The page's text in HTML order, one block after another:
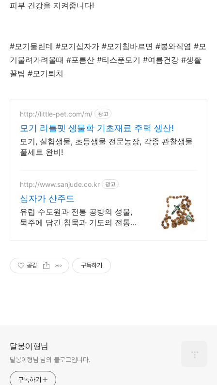
피부 건강을 지켜줍니다!
#모기물린데 #모기십자가 #모기침바르면 #봉와직염 #모
기물려가려울때 #포름산 #티스푼모기 #여름건강 #생활
꿀팁 #모기퇴치
http://little-pet.com/m/ 광고
모기 리틀펫 생물학 기초재료 주력 생산!
모기, 실험생물, 초등생물 전문농장, 각종 관찰생물
풀세트 완비!
http://www.sanjude.co.kr 광고
십자가 산주드
유럽 수도원과 전통 공방의 성물,
묵주에 담긴 침묵과 기도의 전통을
공감 구독하기
달봉이형님
달봉이형님 님의 블로그입니다.
구독하기